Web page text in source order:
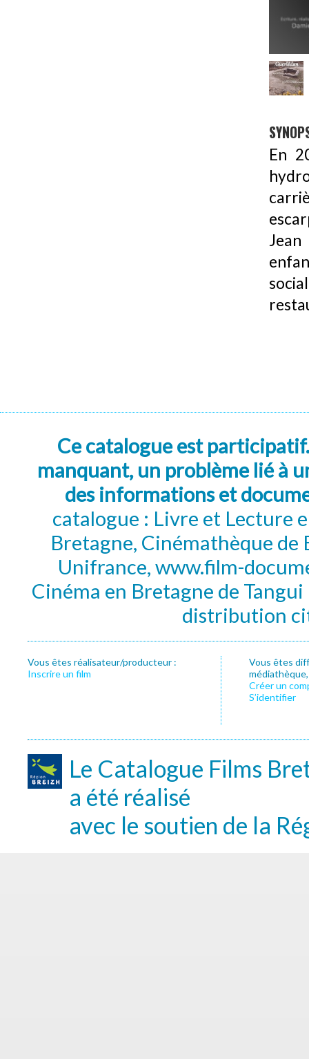
En
Ce catalogue est
manquant, un problème lié à
des informations et
catalogue : Livre et Lecture
Bretagne, Cinémathèque de
Unifrance, www.film-
Cinéma en Bretagne de
distribution
Vous êtes réalisateur/producteur :
Inscrire un film
Vous êtes
Créer un
S’identifier
Le Catalogue Films
a été réalisé
avec le soutien de la